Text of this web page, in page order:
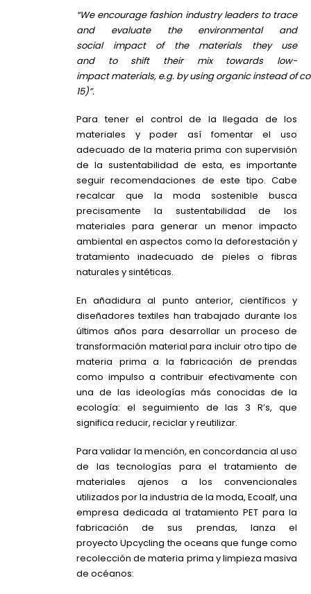
“We encourage fashion industry leaders totrace
and evaluate the environmentaland
social impact of the materials theyuse
and toshift their mix towards
low-
impact materials, e.g. by using organic instead of
15)”.
Para tener el control de la llegada de los
materiales y poder así fomentar el uso
adecuado de la materia prima con supervisión
de la sustentabilidad de esta, es importante
seguir recomendaciones de este tipo. Cabe
recalcar que la moda sostenible busca
precisamente la sustentabilidad de los
materiales para generar un menor impacto
ambiental en aspectos como la deforestación y
tratamiento inadecuado de pieles o fibras
naturales y sintéticas.
En añadidura al punto anterior, científicos y
diseñadores textiles han trabajado durante los
últimos años para desarrollar un proceso de
transformación material para incluir otro tipo de
materia prima a la fabricación de prendas
como impulso a contribuir efectivamente con
una de las ideologías más conocidas de la
ecología: el seguimiento de las 3R’s, que
significa reducir, reciclar y reutilizar.
Para validar la mención, en concordancia al uso
de las tecnologías para el tratamiento de
materiales ajenos a los convencionales
utilizados por la industria de la moda, Ecoalf, una
empresa dedicada al tratamiento PET para la
fabricación de sus prendas, lanza el
proyectoUpcycling the oceans que funge como
recolección de materia prima y limpieza masiva
de océanos: